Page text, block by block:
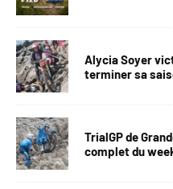
Alycia Soyer
terminer sa
TrialGP de
complet du